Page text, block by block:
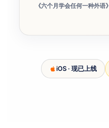
《六个月学会任何一种外语》
iOS · 现已上线